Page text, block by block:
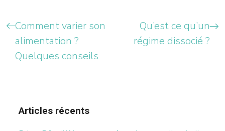
Comment varier son
alimentation ?
Quelques conseils
Qu’est ce qu’un
régime dissocié ?
Articles récents